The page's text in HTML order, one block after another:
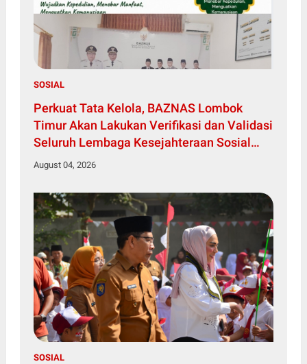
SOSIAL
Perkuat Tata Kelola, BAZNAS Lombok
Timur Akan Lakukan Verifikasi dan Validasi
Seluruh Lembaga Kesejahteraan Sosial
Anak
August 04, 2026
SOSIAL